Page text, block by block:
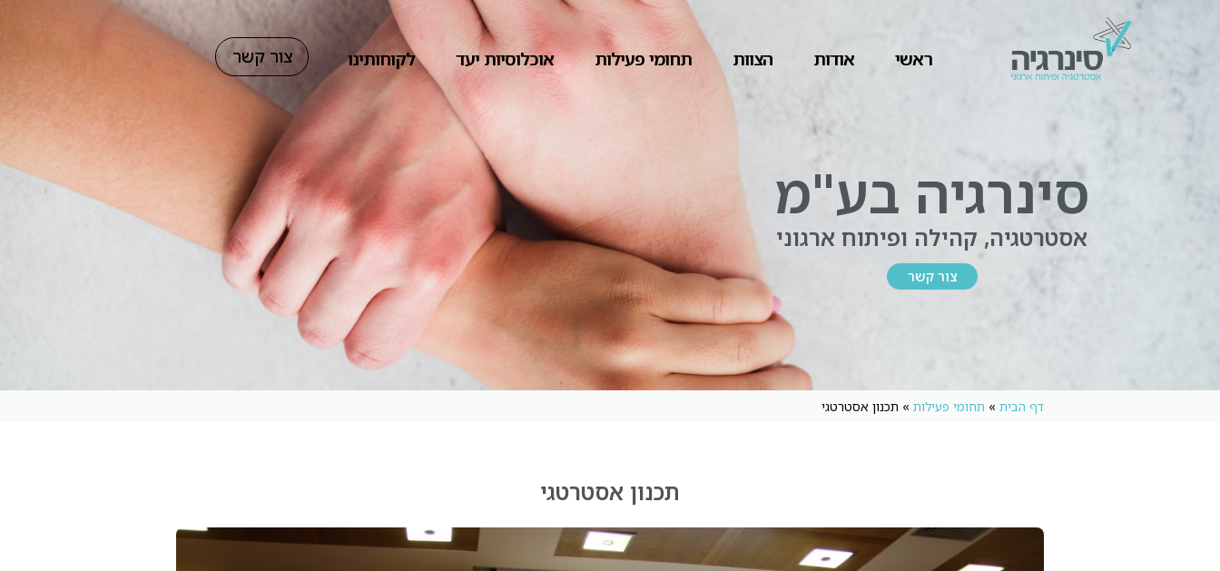
ראשי אודות הצוות תחומי פעילות אוכלוסיות יעד לקוחותינו צור קשר
סינרגיה בע"מ
אסטרטגיה, קהילה ופיתוח ארגוני
צור קשר
דף הבית» תחומי פעילות» תכנון אסטרטגי
תכנון אסטרטגי